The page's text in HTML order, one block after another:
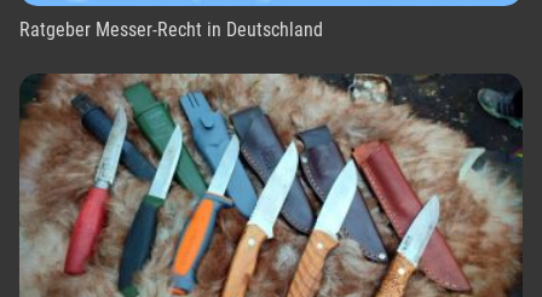
Ratgeber Messer-Recht in Deutschland